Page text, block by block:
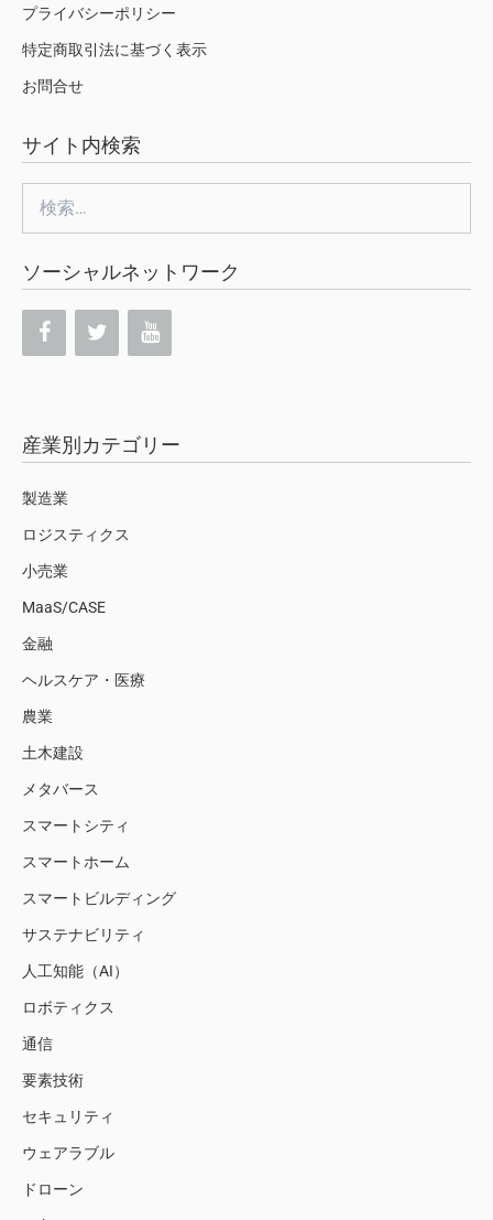
プライバシーポリシー
特定商取引法に基づく表示
お問合せ
サイト内検索
索:
ソーシャルネットワーク
産業別カテゴリー
製造業
ロジスティクス
小売業
MaaS/CASE
金融
ヘルスケア・医療
農業
土木建設
メタバース
スマートシティ
スマートホーム
スマートビルディング
サステナビリティ
人工知能（AI）
ロボティクス
通信
要素技術
セキュリティ
ウェアラブル
ドローン